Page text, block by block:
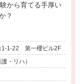
から育てる手厚い
？
1-1-22 第一櫻ビル2F
・リハ）